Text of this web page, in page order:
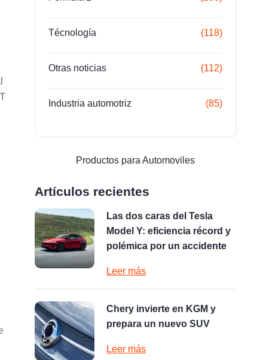
Técnología (118)
Otras noticias (112)
Industria automotriz (85)
Productos para Automoviles
Artículos recientes
Las dos caras del Tesla
Model Y: eficiencia récord y
polémica por un accidente
Leer más
Chery invierte en KGM y
prepara un nuevo SUV
Leer más